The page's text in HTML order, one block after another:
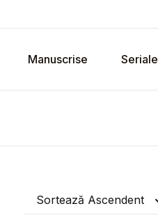
Manuscrise Seriale
Sortează Ascendent